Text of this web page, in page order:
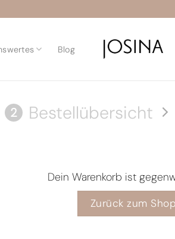
Blog
2 Bestellübersicht
Dein Warenkorb ist
Zurück zum Shop